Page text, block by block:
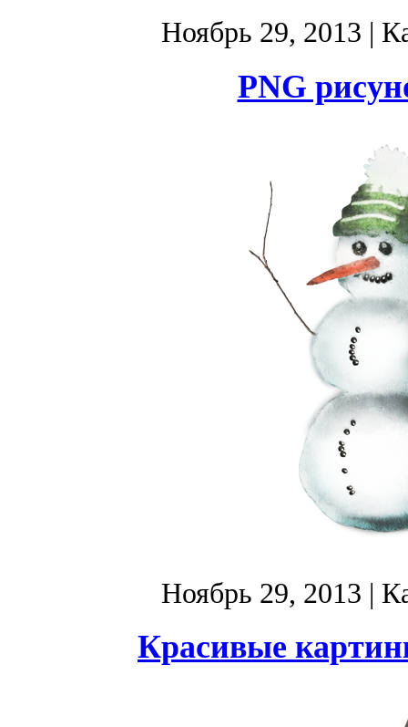
Ноябрь 29, 2013 |
PNG
Ноябрь 29, 2013 |
Красивые